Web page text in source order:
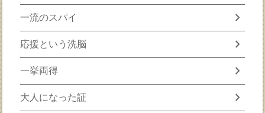
一流のスパイ chevron_right
応援という洗脳 chevron_right
一挙両得 chevron_right
大人になった証 chevron_right